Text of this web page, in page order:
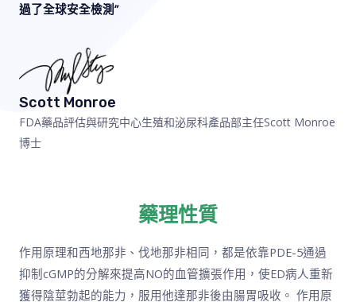
過了全球安全檢測”
Scott Monroe
FDA藥品評估與研究中心生殖和泌尿科產品部主任Scott Monroe
博士
藥理性質
作用原理和西地那非、伐地那非相同，都是依靠PDE-5通過
抑制cGMP的分解來提高NO的血管擴張作用，使ED病人重新
獲得陰莖勃起的能力，服用他達那非後由腸胃吸收。 作用原